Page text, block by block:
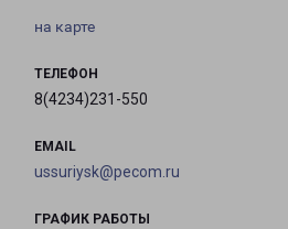
на карте
ТЕЛЕФОН
8(4234)231-550
EMAIL
ussuriysk@pecom.ru
ГРАФИК РАБОТЫ